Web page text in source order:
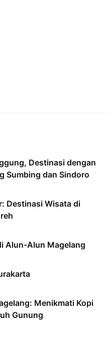
Destinasi dengan
Sumbing dan Sindoro
Destinasi Wisata di
Alun-Alun Magelang
Menikmati Kopi
Gunung